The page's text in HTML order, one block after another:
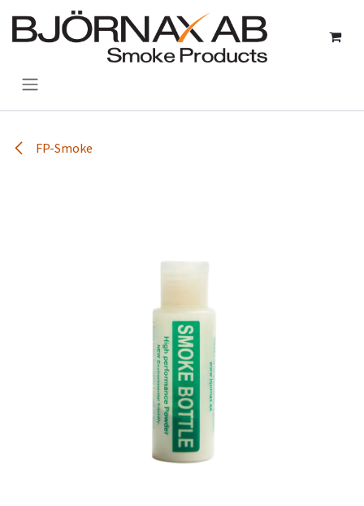
Hoppa till innehåll
FP-Smoke